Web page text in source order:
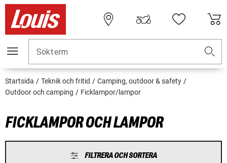
Sökterm
Startsida Teknik och fritid
Camping, outdoor & safety
Outdoor och camping
Ficklampor/lampor
FICKLAMPOR OCH LAMPOR
FILTRERA OCH SORTERA